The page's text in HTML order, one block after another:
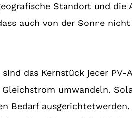
Standort und die
auch von der Sonne
das Kernstück jeder PV-
umwandeln.
Bedarf ausgerichtetwerden.